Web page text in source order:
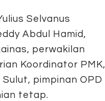
Selvanus
Abdul Hamid,
perwakilan
Koordinator PMK,
pimpinan OPD
tetap.